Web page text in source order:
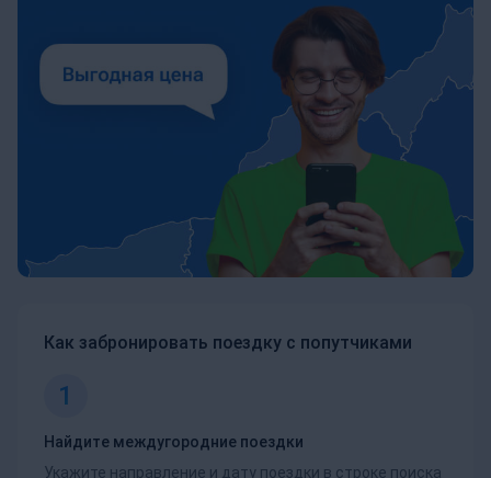
Как забронировать поездку с попутчиками
1
Найдите междугородние поездки
Укажите направление и дату поездки в строке поиска